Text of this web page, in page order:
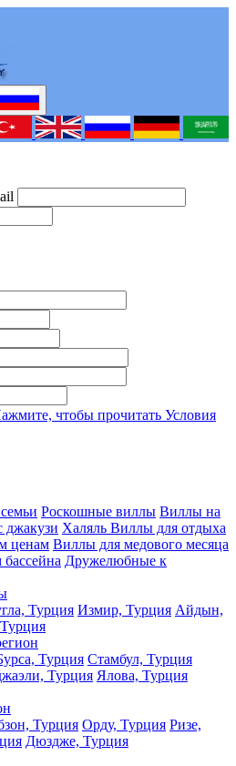
чтобы прочитать Условия
Роскошные виллы Виллы на
джакузи Халяль Виллы для отдыха
ценам Виллы для медового месяца
Дружелюбные к
Турция Измир, Турция Айдын,
Турция Стамбул, Турция
Турция Ялова, Турция
Турция Орду, Турция Ризе,
Дюздже, Турция